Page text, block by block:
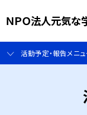
ＮＰＯ法人元気
活動予定・報告メニ